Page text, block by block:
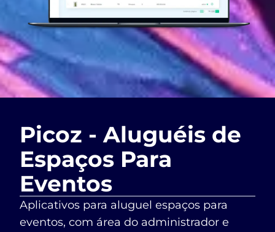
Picoz - Aluguéis de
Espaços Para
Eventos
Aplicativos para aluguel espaços para
eventos, com área do administrador e